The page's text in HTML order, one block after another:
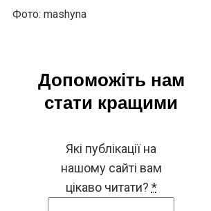
Фото: mashyna
Допоможіть нам
стати кращими
Які публікації на
нашому сайті вам
цікаво читати? *